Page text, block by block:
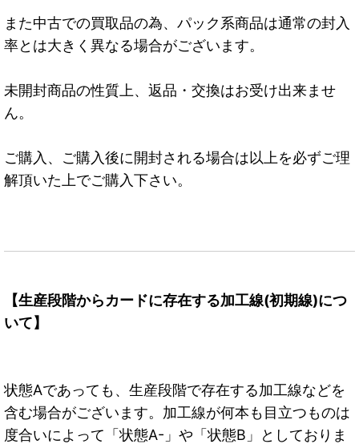
また中古での買取品の為、パック系商品は通常の封入
率とは大きく異なる場合がございます。
未開封商品の性質上、返品・交換はお受け出来ませ
ん。
ご購入、ご購入後に開封される場合は以上を必ずご理
解頂いた上でご購入下さい。
【生産段階からカードに存在する加工線(初期線)につ
いて】
状態Aであっても、生産段階で存在する加工線などを
含む場合がございます。加工線が何本も目立つものは
度合いによって「状態A-」や「状態B」としておりま